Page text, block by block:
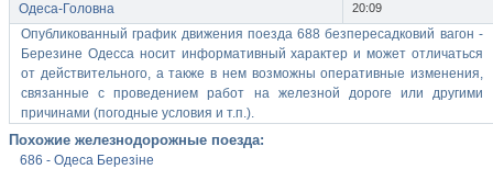
Одеса-Головна 20:09
Опубликованный график движения поезда 688 безпересадковий вагон -
Березине Одесса носит информативный характер и может отличаться
от действительного, а также в нем возможны оперативные изменения,
связанные с проведением работ на железной дороге или другими
причинами (погодные условия и т.п.).
Похожие железнодорожные поезда:
686 - Одеса Березіне